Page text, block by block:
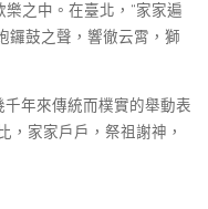
之中。在臺北，“家家遍
鑼鼓之聲，響徹云霄，獅
年來傳統而樸實的舉動表
，家家戶戶，祭祖謝神，